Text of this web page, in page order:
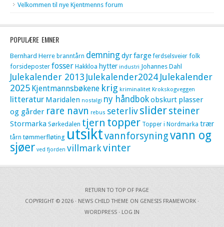
Velkommen til nye Kjentmenns forum
POPULÆRE EMNER
Bernhard Herre branntårn demningdyrfarge ferdselsveier folk
forsideposter fosser Hakkloa hytter industri Johannes Dahl
Julekalender 2013 Julekalender2024 Julekalender
2025 Kjentmannsbøkene krig kriminalitet Krokskogveggen
litteratur Maridalen nostalgi ny håndbokobskurt plasser
og gårder rare navn rebus seterlivslidersteiner
Stormarka Sørkedalen tjern topper Topper i Nordmarka trær
tårn tømmerfløting utsiktvannforsyningvann og
sjøer ved fjorden villmarkvinter
RETURN TO TOP OF PAGE
COPYRIGHT © 2026 · NEWS CHILD THEME ON GENESIS FRAMEWORK ·
WORDPRESS · LOG IN